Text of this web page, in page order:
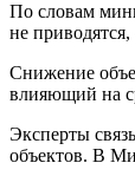
По словам
не
Снижение
влияющий на
Эксперты
объектов. В